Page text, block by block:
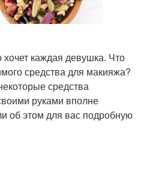
хочет каждая девушка. Что
средства для макияжа?
средства
руками вполне
об этом для вас подробную